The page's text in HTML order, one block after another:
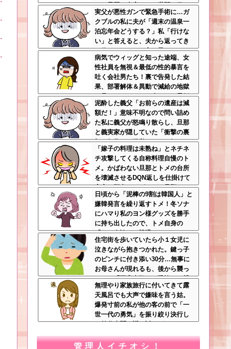
てた最悪の真実とは←世間の目し
か気にしてない最低旦那だった
実父が悪性ガンで緊急手術に…ガ
クブルの私に夫が「週末の温泉一
泊忘年会どうする？」私「行けな
い」と答えると、夫から返ってき
た信じられない一言←子どもたち
の方が何倍も常識的で泣ける
病気でウィッグと知った途端、女
性社員を無視＆最低の性的暴言を
吐く会社男たち！裏で告発した結
果、部署解体＆異動で減給の地獄
を見ることにｗｗ←人として最低
限の倫理観すら欠如してる
泥酔した義父「お前らの遺産は減
額だ！」意味不明なので問い詰め
た私に義父が怒鳴り散らし、旦那
と義実家が隠していた「衝撃の裏
切り行為」が発覚ｗｗｗ←知らん
間に200万払われてて草
「嫁子の料理は未熟ね」とネチネ
チ攻撃してくる自称料理自慢のト
メ。かばわない旦那とトメの台所
を壊滅させるDQN返しを仕掛けて
実家に脱出←かばわない旦那も一
緒に痛い目見ろ
日頃から「泥棒の9割は韓国人」と
嫌韓発言を繰り返すトメ！冬ソナ
にハマり私のヨン様グッズを勝手
に持ち出したので、トメ自身の
「あの自論」で撃退したったｗｗ
←矛盾だらけのトメにブーメラン
刺さりまくり
住宅街を歩いていたら小１女児に
泣きながら抱きつかれた。鍵っ子
のピンチに付き添い30分…無事に
お母さんが現れるも、後から襲っ
てきた「不審者扱いの恐怖」←親
切心が裏目に出るかもしれない世
の中怖すぎる
無理やり家族旅行に付いてきて露
天風呂でも大声で嫌味を言う姑。
爆発寸前の私が他の客の前で「一
世一代の勇気」を振り絞り決行し
た前代未聞の返り討ちがこちら←
管理人イチオシ！